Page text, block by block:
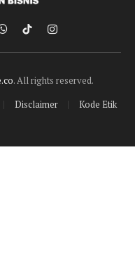
WhatsApp
TikTokInstagram
. All rights reserved.
Disclaimer Kode Etik